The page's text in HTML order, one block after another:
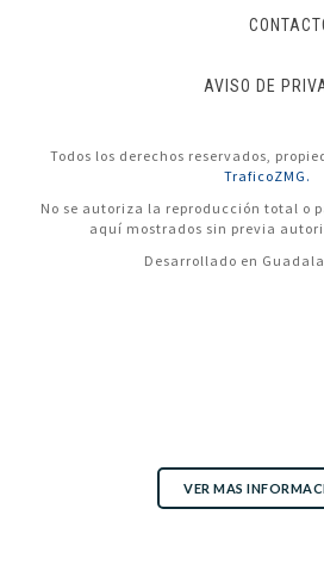
AVISO DE
Todos los derechos reservados,
TraficoZMG.
No se autoriza la reproducción total o
aquí mostrados sin previa
Desarrollado en